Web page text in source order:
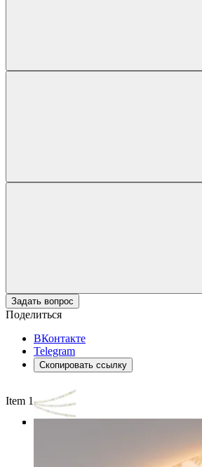
Задать вопрос
Поделиться
ВКонтакте
Telegram
Скопировать ссылку
Item 1 of 3